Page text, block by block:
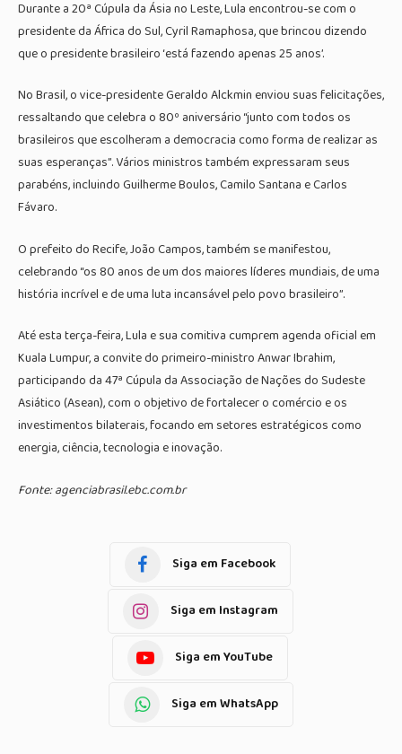
Durante a 20ª Cúpula da Ásia no Leste, Lula encontrou-se com o
presidente da África do Sul, Cyril Ramaphosa, que brincou dizendo
que o presidente brasileiro ‘está fazendo apenas 25 anos’.
No Brasil, o vice-presidente Geraldo Alckmin enviou suas felicitações,
ressaltando que celebra o 80º aniversário “junto com todos os
brasileiros que escolheram a democracia como forma de realizar as
suas esperanças”. Vários ministros também expressaram seus
parabéns, incluindo Guilherme Boulos, Camilo Santana e Carlos
Fávaro.
O prefeito do Recife, João Campos, também se manifestou,
celebrando “os 80 anos de um dos maiores líderes mundiais, de uma
história incrível e de uma luta incansável pelo povo brasileiro”.
Até esta terça-feira, Lula e sua comitiva cumprem agenda oficial em
Kuala Lumpur, a convite do primeiro-ministro Anwar Ibrahim,
participando da 47ª Cúpula da Associação de Nações do Sudeste
Asiático (Asean), com o objetivo de fortalecer o comércio e os
investimentos bilaterais, focando em setores estratégicos como
energia, ciência, tecnologia e inovação.
Fonte: agenciabrasil.ebc.com.br
Siga em Facebook
Siga em Instagram
Siga em YouTube
Siga em WhatsApp